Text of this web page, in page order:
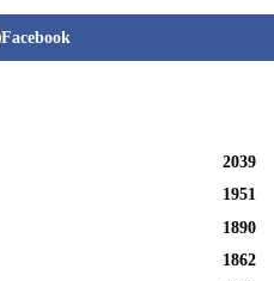
Facebook
2039
1951
1890
1862